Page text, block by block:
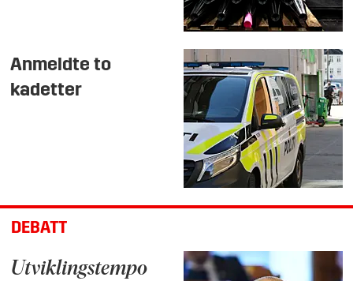
Anmeldte to
kadetter
DEBATT
Utviklingstempo